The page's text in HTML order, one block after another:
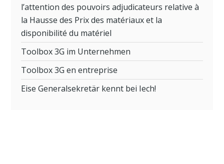
l’attention des pouvoirs adjudicateurs relative à
la Hausse des Prix des matériaux et la
disponibilité du matériel
Toolbox 3G im Unternehmen
Toolbox 3G en entreprise
Eise Generalsekretär kennt bei Iech!